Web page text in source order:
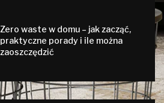
Zero waste w domu – jak zacząć,
praktyczne porady i ile można
zaoszczędzić